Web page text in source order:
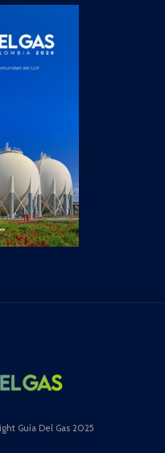
Guía Del Gas 2025